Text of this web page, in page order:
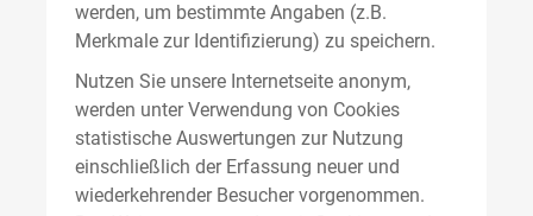
werden, um bestimmte Angaben (z.B.
Merkmale zur Identifizierung) zu speichern.
Nutzen Sie unsere Internetseite anonym,
werden unter Verwendung von Cookies
statistische Auswertungen zur Nutzung
einschließlich der Erfassung neuer und
wiederkehrender Besucher vorgenommen.